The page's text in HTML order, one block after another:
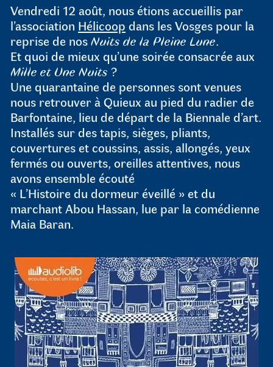
Vendredi 12 août, nous étions accueillis par
l’association Hélicoop dans les Vosges pour la
reprise de nosNuits de la Pleine Lune.
Et quoi de mieux qu’une soirée consacrée aux
Mille et Une Nuits ?
Une quarantaine de personnes sont venues
nous retrouver à Quieux au pied du radier de
Barfontaine, lieu de départ de la Biennale d’art.
Installés sur des tapis, sièges, pliants,
couvertures et coussins, assis, allongés, yeux
fermés ou ouverts, oreilles attentives, nous
avons ensemble écouté
« L’Histoire du dormeur éveillé » et du
marchant Abou Hassan, lue par la comédienne
Maia Baran.